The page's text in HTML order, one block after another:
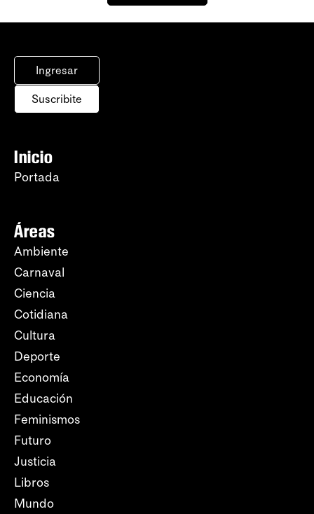
Ingresar
Suscribite
Inicio
Portada
Áreas
Ambiente
Carnaval
Ciencia
Cotidiana
Cultura
Deporte
Economía
Educación
Feminismos
Futuro
Justicia
Libros
Mundo